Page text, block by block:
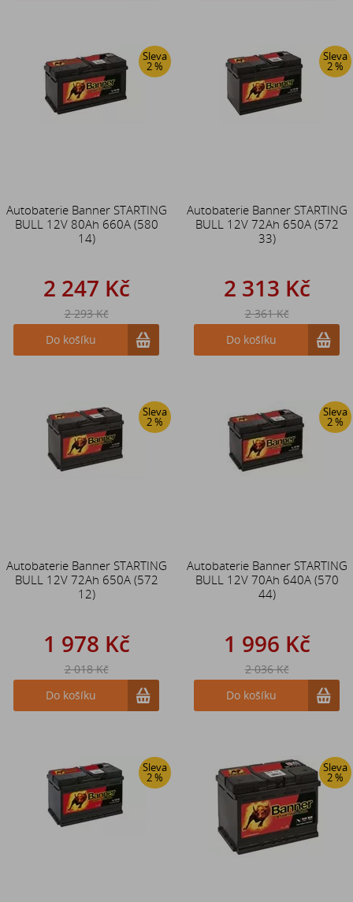
Sleva
2 %
Autobaterie Banner STARTING
BULL 12V 80Ah 660A (580
14)
2 247 Kč
2 293 Kč
Do košíku
Sleva
2 %
Autobaterie Banner STARTING
BULL 12V 72Ah 650A (572
33)
2 313 Kč
2 361 Kč
Do košíku
Sleva
2 %
Autobaterie Banner STARTING
BULL 12V 72Ah 650A (572
12)
1 978 Kč
2 018 Kč
Do košíku
Sleva
2 %
Autobaterie Banner STARTING
BULL 12V 70Ah 640A (570
44)
1 996 Kč
2 036 Kč
Do košíku
Sleva
2 %
Sleva
2 %